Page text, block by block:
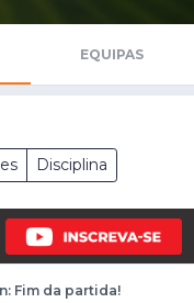
EQUIPAS
Disciplina
Fim da partida!